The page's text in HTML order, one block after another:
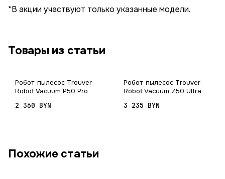
*В акции участвуют только указанные модели.
Товары из статьи
Робот-пылесос Trouver
Robot Vacuum P50 Pro
белый)
2 360 BYN
Робот-пылесос Trouver
Robot Vacuum Z50 Ultra
черный)
3 235 BYN
Похожие статьи